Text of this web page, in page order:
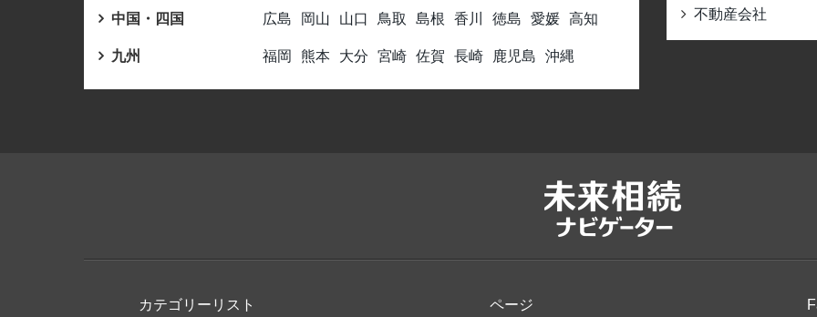
中国・四国 広島 岡山 山口 鳥取 島根 香川 徳島 愛媛 高知
九州 福岡 熊本 大分 宮崎 佐賀 長崎 鹿児島 沖縄
不動産会社
カテゴリーリスト ページ